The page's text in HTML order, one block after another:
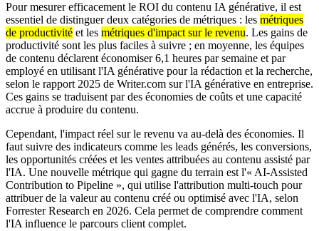
Pour mesurer efficacement le ROI du contenu IA générative, il est
essentiel de distinguer deux catégories de métriques : les métriques
de productivité et les métriques d'impact sur le revenu. Les gains de
productivité sont les plus faciles à suivre ; en moyenne, les équipes
de contenu déclarent économiser 6,1 heures par semaine et par
employé en utilisant l'IA générative pour la rédaction et la recherche,
selon le rapport 2025 de Writer.com sur l'IA générative en entreprise.
Ces gains se traduisent par des économies de coûts et une capacité
accrue à produire du contenu.
Cependant, l'impact réel sur le revenu va au-delà des économies. Il
faut suivre des indicateurs comme les leads générés, les conversions,
les opportunités créées et les ventes attribuées au contenu assisté par
l'IA. Une nouvelle métrique qui gagne du terrain est l'« AI-Assisted
Contribution to Pipeline », qui utilise l'attribution multi-touch pour
attribuer de la valeur au contenu créé ou optimisé avec l'IA, selon
Forrester Research en 2026. Cela permet de comprendre comment
l'IA influence le parcours client complet.